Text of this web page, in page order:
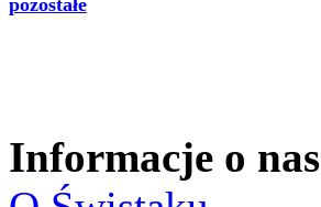
Informacje o nas